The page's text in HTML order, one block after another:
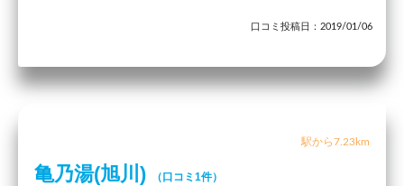
口コミ投稿日：2019/01/06
駅から7.23km
亀乃湯(旭川) （口コミ1件）